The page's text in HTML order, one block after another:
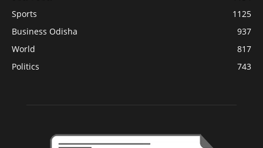
Sports
1125
Business Odisha
937
World
817
Politics
743